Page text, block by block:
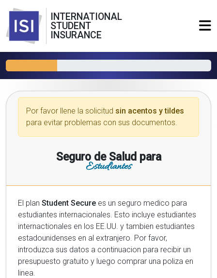
INTERNATIONAL
STUDENT
INSURANCE
Por favor llene la solicitud sin acentos y tildes
para evitar problemas con sus documentos.
Seguro de Salud para
Estudiantes
El plan Student Secure es un seguro medico para
estudiantes internacionales. Esto incluye estudiantes
internactionales en los EE.UU. y tambien estudiantes
estadounidenses en al extranjero. Por favor,
introduzca sus datos a continuacion para recibir un
presupuesto gratuito y luego comprar una poliza en
linea.